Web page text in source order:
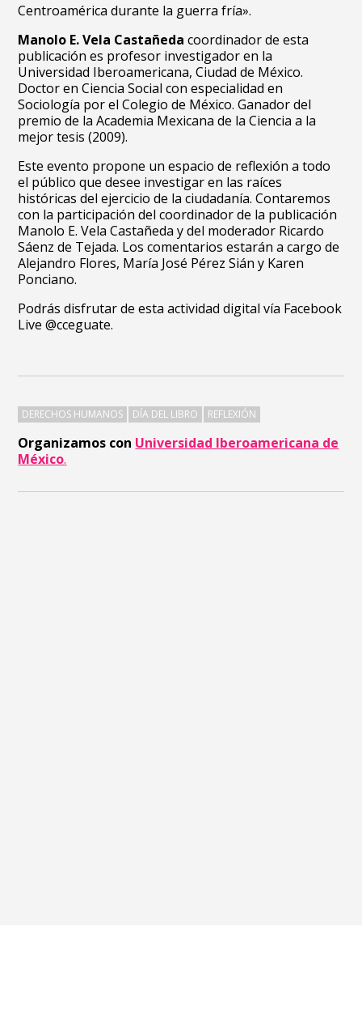
Organizamos con Universidad Iberoamericana de
México.
Centroamérica durante la guerra fría».
Manolo E. Vela Castañeda coordinador de esta
publicación es profesor investigador en la
Universidad Iberoamericana, Ciudad de México.
Doctor en Ciencia Social con especialidad en
Sociología por el Colegio de México. Ganador del
premio de la Academia Mexicana de la Ciencia a la
mejor tesis (2009).
Este evento propone un espacio de reflexión a todo
el público que desee investigar en las raíces
históricas del ejercicio de la ciudadanía. Contaremos
con la participación del coordinador de la publicación
Manolo E. Vela Castañeda y del moderador Ricardo
Sáenz de Tejada. Los comentarios estarán a cargo de
Alejandro Flores, María José Pérez Sián y Karen
Ponciano.
Podrás disfrutar de esta actividad digital vía Facebook
Live @cceguate.
DERECHOS HUMANOS DÍA DEL LIBRO REFLEXIÓN